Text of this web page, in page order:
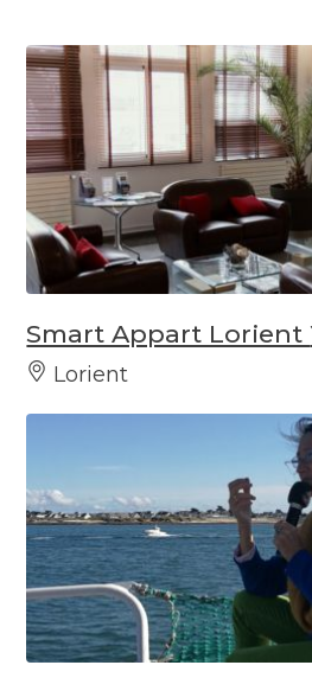
Smart Appart Lorient
Lorient